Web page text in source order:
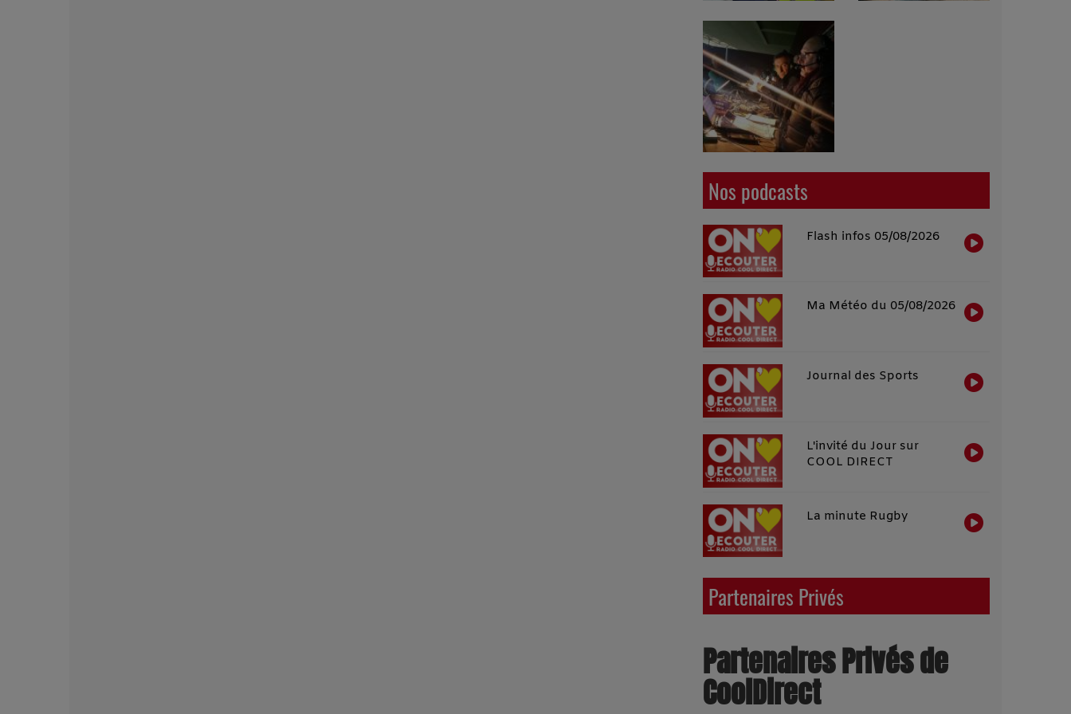
Nos podcasts
Flash infos 05/08/2026
Ma Météo du 05/08/2026
Journal des Sports
L'invité du Jour sur
COOL DIRECT
La minute Rugby
Partenaires Privés
Partenaires Privés de
CoolDirect